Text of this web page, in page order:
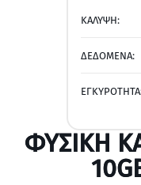
ΚΑΛΥΨΗ:
ΔΕΔΟΜΕΝΑ:
ΦΥΣΙΚΉ